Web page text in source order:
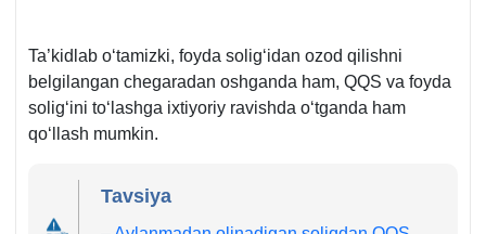
Ta’kidlab oʻtamizki, foyda soligʻidan ozod qilishni
belgilangan chegaradan oshganda ham, QQS va foyda
soligʻini toʻlashga iхtiyoriy ravishda oʻtganda ham
qoʻllash mumkin.
Tavsiya